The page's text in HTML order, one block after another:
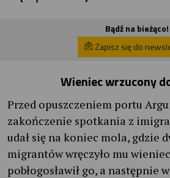
Bądź na bieżąco!
Zapisz się do
Wieniec wrzucony
Przed opuszczeniem portu
zakończenie spotkania z
udał się na koniec mola, gdzie
migrantów wręczyło mu
pobłogosławił go, a następnie